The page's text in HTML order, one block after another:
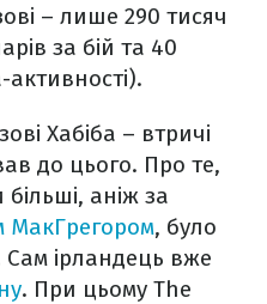
– лише 290 тисяч
за бій та 40
активності).
Хабіба – втричі
до цього. Про те,
аніж за
МакГрегором, було
ірландець вже
. При цьому The